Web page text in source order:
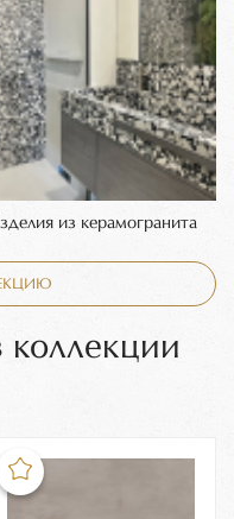
из керамогранита
коллекции